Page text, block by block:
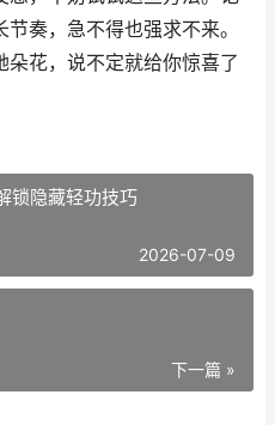
奏，急不得也强求不来。
花，说不定就给你惊喜了
锁隐藏轻功技巧
2026-07-09
下一篇 »